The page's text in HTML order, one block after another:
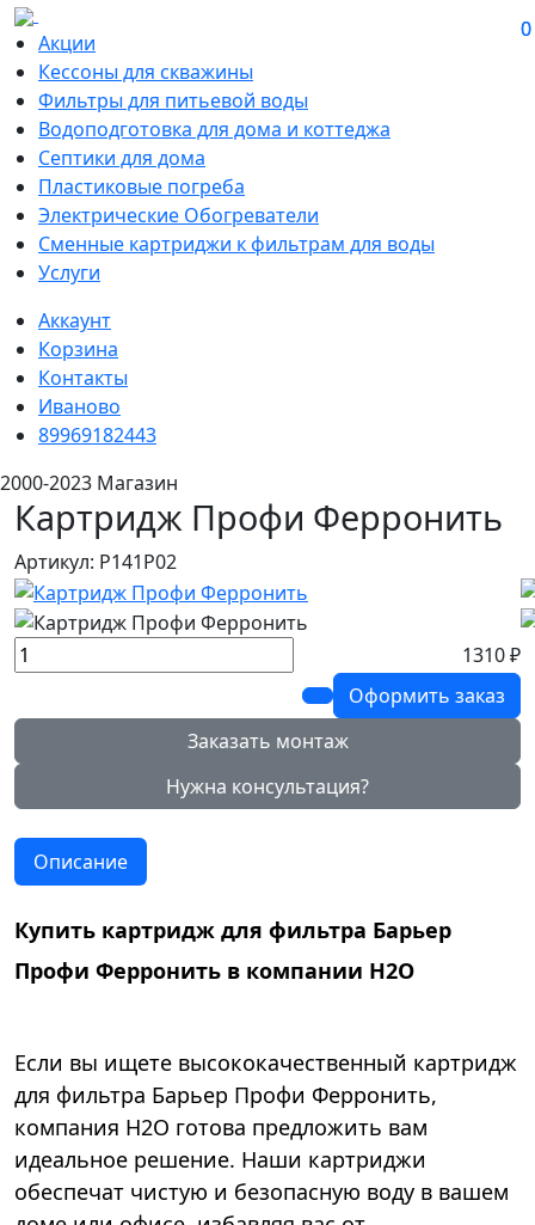
0
0
Акции
Кессоны для скважины
Фильтры для питьевой воды
Водоподготовка для дома и коттеджа
Септики для дома
Пластиковые погреба
Электрические Обогреватели
Сменные картриджи к фильтрам для воды
Услуги
Аккаунт
Корзина
Контакты
Иваново
89969182443
2000-2023 Магазин
Картридж Профи Ферронить
Артикул: Р141Р02
1310 ₽
Оформить заказ
Заказать монтаж
Нужна консультация?
Описание
Купить картридж для фильтра Барьер
Профи Ферронить в компании Н2О
Если вы ищете высококачественный картридж
для фильтра Барьер Профи Ферронить,
компания Н2О готова предложить вам
идеальное решение. Наши картриджи
обеспечат чистую и безопасную воду в вашем